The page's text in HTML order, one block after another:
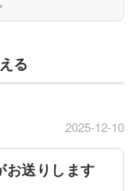
る
2025-12-10
お送りします